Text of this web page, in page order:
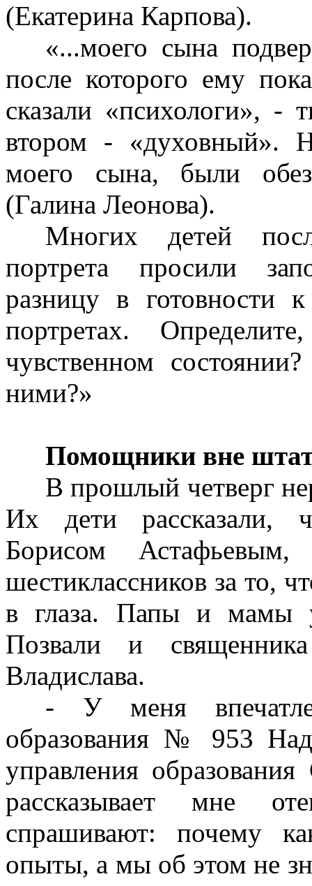
(Екатерина Карпова).
«...моего сына
после которого ему
сказали «психологи», -
втором - «духовный».
моего сына, были
(Галина Леонова).
Многих детей
портрета просили
разницу в готовности
портретах.
чувственном
ними?»
Помощники вне
В прошлый четверг
Их дети рассказали,
Борисом
шестиклассников за то,
в глаза. Папы и мамы
Позвали и
Владислава.
- У меня
образования № 953
управления
рассказывает мне
спрашивают: почему
опыты, а мы об этом не